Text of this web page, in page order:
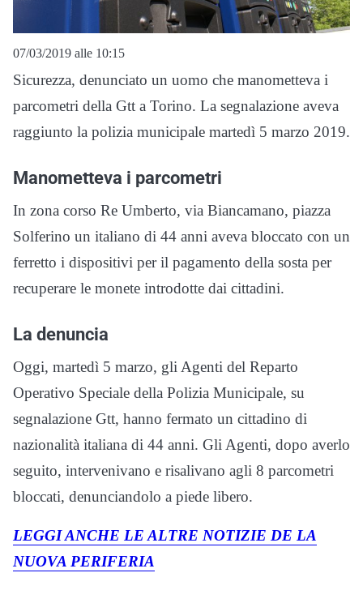
07/03/2019 alle 10:15
Sicurezza, denunciato un uomo che manometteva i
parcometri della Gtt a Torino. La segnalazione aveva
raggiunto la polizia municipale martedì 5 marzo 2019.
Manometteva i parcometri
In zona corso Re Umberto, via Biancamano, piazza
Solferino un italiano di 44 anni aveva bloccato con un
ferretto i dispositivi per il pagamento della sosta per
recuperare le monete introdotte dai cittadini.
La denuncia
Oggi, martedì 5 marzo, gli Agenti del Reparto
Operativo Speciale della Polizia Municipale, su
segnalazione Gtt, hanno fermato un cittadino di
nazionalità italiana di 44 anni. Gli Agenti, dopo averlo
seguito, intervenivano e risalivano agli 8 parcometri
bloccati, denunciandolo a piede libero.
LEGGI ANCHE LE ALTRE NOTIZIE DE LA
NUOVA PERIFERIA